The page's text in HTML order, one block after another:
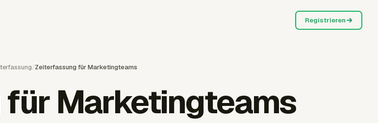
Registrieren
/Zeiterfassung für Marketingteams
Marketingteams